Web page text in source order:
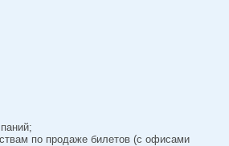
по продаже билетов (с офисами